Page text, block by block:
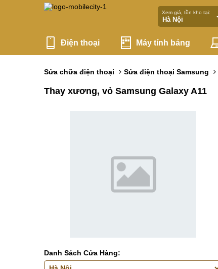
Xem giá, tồn kho tại:
Điện thoại Máy tính bảng
Sửa chữa điện thoại Sửa điện thoại Samsung
Thay xương, vỏ Samsung Galaxy A11
Danh Sách Cửa Hàng: